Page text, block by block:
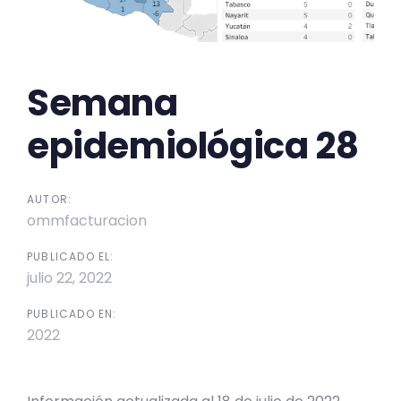
Semana
epidemiológica 28
AUTOR:
ommfacturacion
PUBLICADO EL:
julio 22, 2022
PUBLICADO EN:
2022